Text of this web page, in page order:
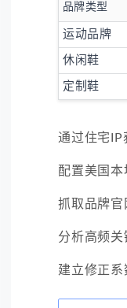
品牌类型
运动品牌
休闲鞋
定制鞋
通过住宅IP
配置美国本
抓取品牌官
分析高频关
建立修正系